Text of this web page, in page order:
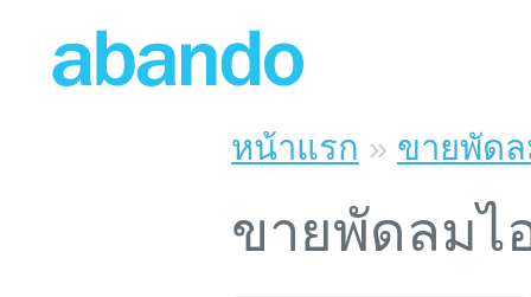
หน้าแรก » ขายพัด
ขายพัดลมไ